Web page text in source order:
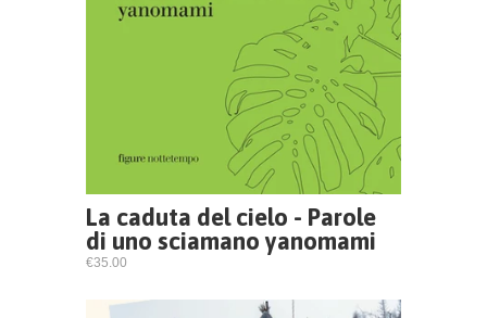
La caduta del cielo - Parole
di uno sciamano yanomami
€35.00